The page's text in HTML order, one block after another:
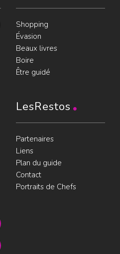
Shopping
Évasion
Beaux livres
Boire
Être guidé
LesRestos
Partenaires
Liens
Plan du guide
Contact
Portraits de Chefs